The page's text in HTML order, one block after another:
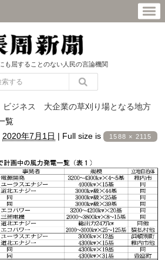
も屈することのない人民の言論機関
ビジネス 大企業の草刈り場となる地方
覧
2020年7月1日 | Full size is 1588 × 2115